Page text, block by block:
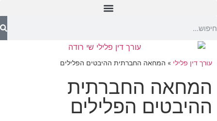
עורך דין פלילי » המחאה החברתית ההיבטים הפלילים
המחאה החברתית
ההיבטים הפלילים